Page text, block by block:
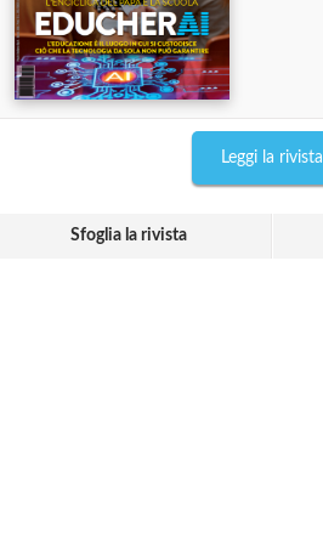
Leggi la rivista
Sfoglia la rivista